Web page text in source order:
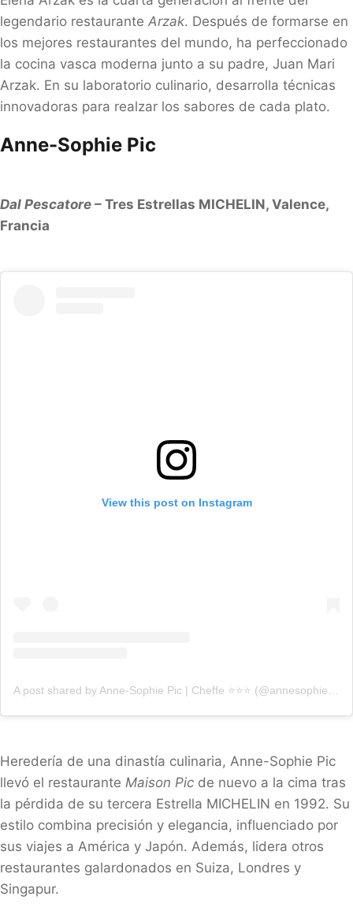
legendario restaurante Arzak. Después de formarse en
los mejores restaurantes del mundo, ha perfeccionado
la cocina vasca moderna junto a su padre, Juan Mari
Arzak. En su laboratorio culinario, desarrolla técnicas
innovadoras para realzar los sabores de cada plato.
Anne-Sophie Pic
Dal Pescatore – Tres Estrellas MICHELIN, Valence,
Francia
View this post on Instagram
Heredería de una dinastía culinaria, Anne-Sophie Pic
llevó el restaurante Maison Pic de nuevo a la cima tras
la pérdida de su tercera Estrella MICHELIN en 1992. Su
estilo combina precisión y elegancia, influenciado por
sus viajes a América y Japón. Además, lidera otros
restaurantes galardonados en Suiza, Londres y
Singapur.